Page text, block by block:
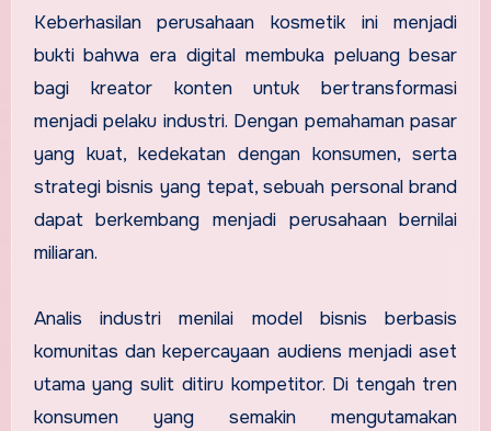
Keberhasilan perusahaan kosmetik ini menjadi
bukti bahwa era digital membuka peluang besar
bagi kreator konten untuk bertransformasi
menjadi pelaku industri. Dengan pemahaman pasar
yang kuat, kedekatan dengan konsumen, serta
strategi bisnis yang tepat, sebuah personal brand
dapat berkembang menjadi perusahaan bernilai
miliaran.
Analis industri menilai model bisnis berbasis
komunitas dan kepercayaan audiens menjadi aset
utama yang sulit ditiru kompetitor. Di tengah tren
konsumen yang semakin mengutamakan